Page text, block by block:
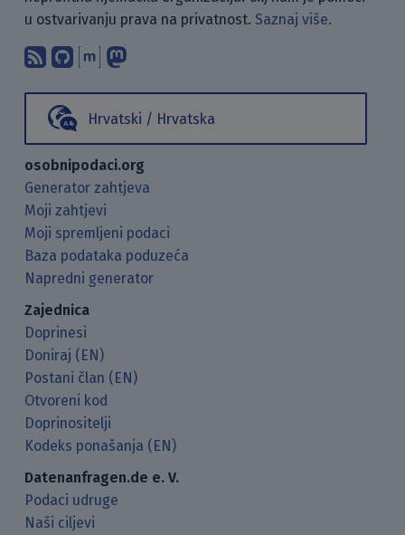
u ostvarivanju prava na privatnost. Saznaj više.
Pretplati se na naš blog koristeći
Pronađi nas na GitHubu.
Raspravljaj s nama putem
Hrvatski / Hrvatska
osobnipodaci.org
Generator zahtjeva
Moji zahtjevi
Moji spremljeni podaci
Baza podataka poduzeća
Napredni generator
Zajednica
Doprinesi
Doniraj (EN)
Postani član (EN)
Otvoreni kod
Doprinositelji
Kodeks ponašanja (EN)
Datenanfragen.de e. V.
Podaci udruge
Naši ciljevi